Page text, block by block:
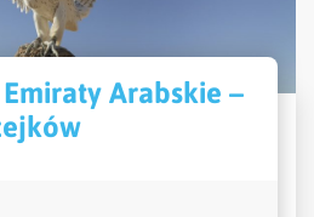
Arabskie –